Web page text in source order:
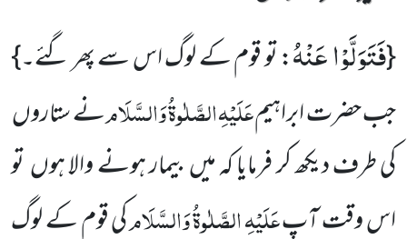
{فَتَوَلَّوْا عَنْهُ: تو قوم کے لوگ اس سے پھر گئے۔}
جب حضرت ابراہیمعَلَیْہِالصَّلٰوۃُوَالسَّلَامنے ستاروں
کی طرف دیکھ کر فرمایا کہ میں بیمار ہونے والا ہوں تو
اس وقت آپعَلَیْہِالصَّلٰوۃُوَالسَّلَامکی قوم کے لوگ